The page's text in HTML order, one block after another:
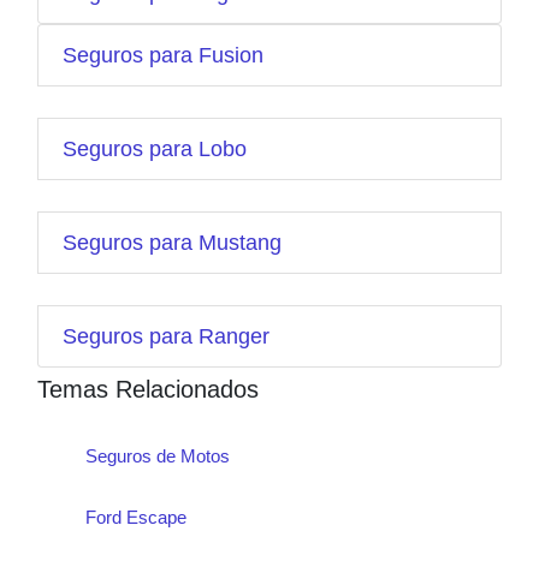
Seguros para Fusion
Seguros para Lobo
Seguros para Mustang
Seguros para Ranger
Temas Relacionados
Seguros de Motos
Ford Escape